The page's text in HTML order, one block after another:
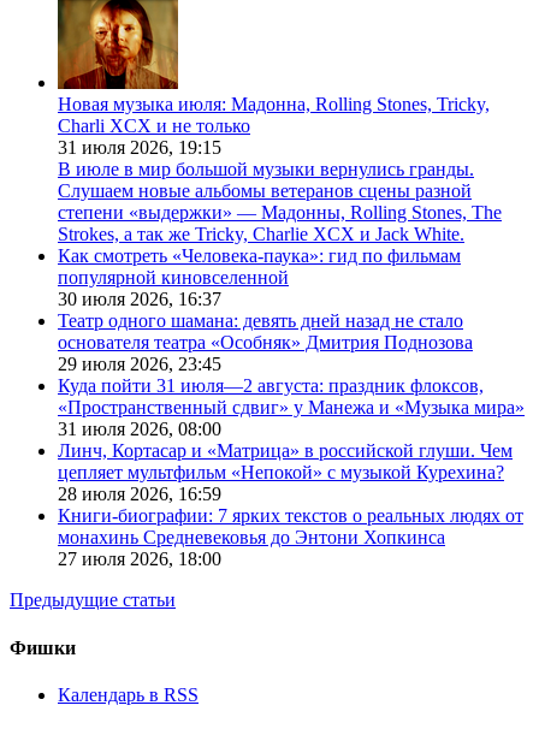
Новая музыка июля: Мадонна, Rolling Stones, Tricky,
Charli XCX и не только
31 июля 2026, 19:15
В июле в мир большой музыки вернулись гранды.
Слушаем новые альбомы ветеранов сцены разной
степени «выдержки» — Мадонны, Rolling Stones, The
Strokes, а так же Tricky, Charlie XCX и Jack White.
Как смотреть «Человека-паука»: гид по фильмам
популярной киновселенной
30 июля 2026, 16:37
Театр одного шамана: девять дней назад не стало
основателя театра «Особняк» Дмитрия Поднозова
29 июля 2026, 23:45
Куда пойти 31 июля—2 августа: праздник флоксов,
«Пространственный сдвиг» у Манежа и «Музыка мира»
31 июля 2026, 08:00
Линч, Кортасар и «Матрица» в российской глуши. Чем
цепляет мультфильм «Непокой» с музыкой Курехина?
28 июля 2026, 16:59
Книги-биографии: 7 ярких текстов о реальных людях от
монахинь Средневековья до Энтони Хопкинса
27 июля 2026, 18:00
Предыдущие статьи
Фишки
Календарь в RSS